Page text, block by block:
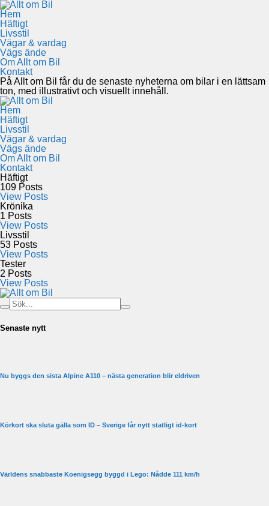
Hem
Häftigt
Livsstil
Vägar & vardag
Vägs ände
Om Allt om Bil
Kontakt
På Allt om Bil får du de senaste nyheterna om bilar i en lättsam
ton, med illustrativt och visuellt innehåll.
Hem
Häftigt
Livsstil
Vägar & vardag
Vägs ände
Om Allt om Bil
Kontakt
Häftigt
109 Posts
View Posts
Krönika
1 Posts
View Posts
Livsstil
53 Posts
View Posts
Tester
2 Posts
View Posts
Senaste nytt
Nu byggs den sista Alpine A110 – nästa generation blir eldriven
Körkort ska sluta gälla som ID – Sverige får nytt statligt id-kort
Världens snabbaste Koenigsegg byggd i Lego: Nådde 111 km/h